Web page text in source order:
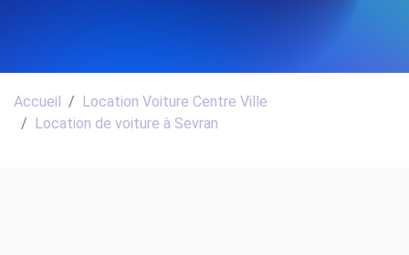
Accueil
Location Voiture Centre Ville
Location de voiture à Sevran